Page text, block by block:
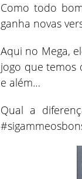
Como todo
ganha novas
Aqui no Mega,
jogo que temos
e além…
Qual a